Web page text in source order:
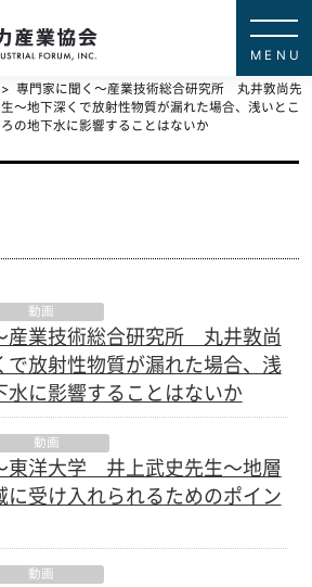
専門家に聞く～産業技術総合研究所 丸井敦尚先
生～地下深くで放射性物質が漏れた場合、浅いとこ
ろの地下水に影響することはないか
動画
産業技術総合研究所 丸井敦尚
で放射性物質が漏れた場合、浅
水に影響することはないか
動画
東洋大学 井上武史先生～地層
に受け入れられるためのポイン
動画